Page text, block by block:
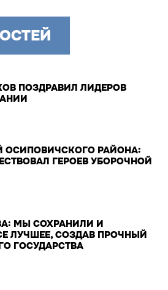
ПОЗДРАВИЛ ЛИДЕРОВ
ОСИПОВИЧСКОГО РАЙОНА:
ГЕРОЕВ УБОРОЧНОЙ
МЫ СОХРАНИЛИ И
ЛУЧШЕЕ, СОЗДАВ ПРОЧНЫЙ
ГОСУДАРСТВА